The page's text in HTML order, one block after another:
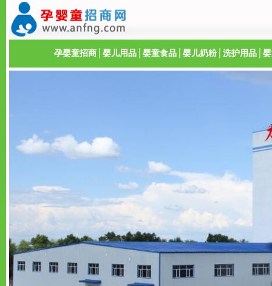
孕婴童招商 婴儿用品 婴童食品 婴儿奶粉│ 洗护用品